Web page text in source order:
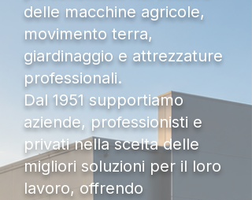
delle macchine agricole,
movimento terra,
giardinaggio e attrezzature
professionali.
Dal 1951 supportiamo
aziende, professionisti e
privati nella scelta delle
migliori soluzioni per il loro
lavoro, offrendo